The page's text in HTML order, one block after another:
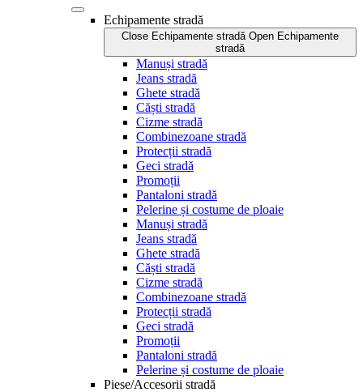
Echipamente stradă
Close Echipamente stradă Open Echipamente
stradă
Manuși stradă
Jeans stradă
Ghete stradă
Căști stradă
Cizme stradă
Combinezoane stradă
Protecții stradă
Geci stradă
Promoții
Pantaloni stradă
Pelerine și costume de ploaie
Manuși stradă
Jeans stradă
Ghete stradă
Căști stradă
Cizme stradă
Combinezoane stradă
Protecții stradă
Geci stradă
Promoții
Pantaloni stradă
Pelerine și costume de ploaie
Piese/Accesorii stradă